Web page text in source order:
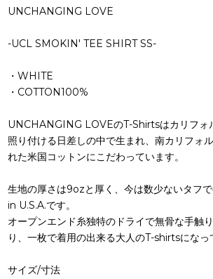
UNCHANGING LOVE
-UCL SMOKIN' TEE SHIRT SS-
・WHITE
・COTTON100%
UNCHANGING LOVEのT-Shirtsはカリフォ
照り付ける日差しの中で生まれ、南カリフォ
れた米国コットンにこだわっています。
生地の厚さは9ozと厚く、今は数少ないタフ
in U.S.A.です。
オープンエンド糸独特のドライで無骨な手触
り、一枚で着用の出来る大人のT-shirtsになっ
サイズ/寸法